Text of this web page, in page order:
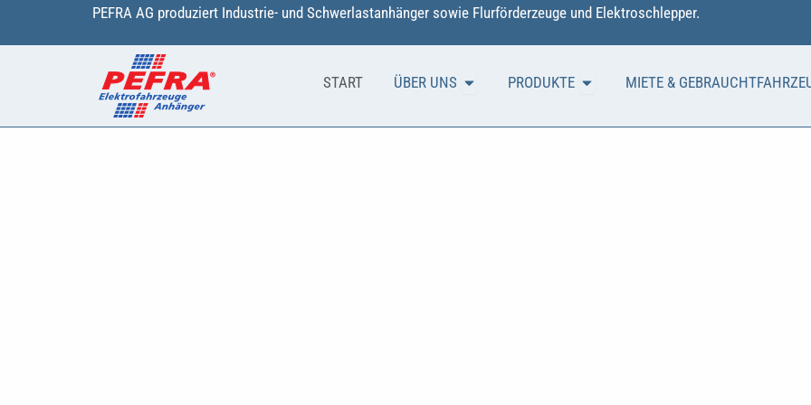
PEFRA AG produziert Industrie- und Schwerlastanhänger sowie Flurförderzeuge und Elektroschlepper.
START ÜBER UNS Öffne ÜBER UNS
PRODUKTE Öffne PRODUKTE
MIETE &